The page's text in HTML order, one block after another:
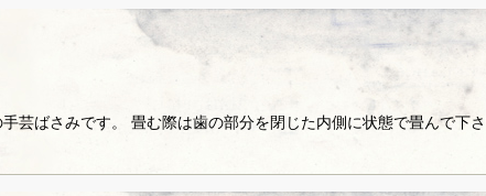
芸ばさみです。 畳む際は歯の部分を閉じた内側に状態で畳んで下